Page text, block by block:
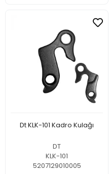
Dt KLK-101 Kadro Kulağı
DT
KLK-101
5207129010005